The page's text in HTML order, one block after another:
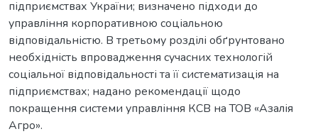
підприємствах України; визначено підходи до
управління корпоративною соціальною
відповідальністю. В третьому розділі обґрунтовано
необхідність впровадження сучасних технологій
соціальної відповідальності та її систематизація на
підприємствах; надано рекомендації щодо
покращення системи управління КСВ на ТОВ «Азалія
Агро».